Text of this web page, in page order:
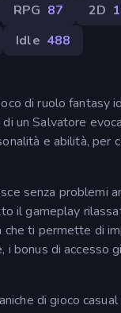
RPG 87 2D
Idle 488
di ruolo
un Salvatore
e abilità, per
senza problemi
il gameplay
che ti permette di
i bonus di accesso
di gioco